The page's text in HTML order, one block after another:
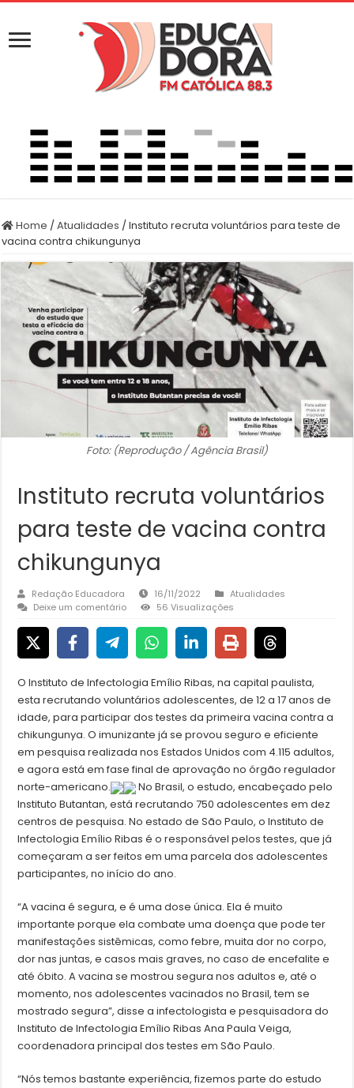
Home /Atualidades /Instituto recruta voluntários para teste de
vacina contra chikungunya
Foto: (Reprodução / Agência Brasil)
Instituto recruta voluntários
para teste de vacina contra
chikungunya
Redação Educadora 16/11/2022
Atualidades
Deixe um comentário
56 Visualizações
O Instituto de Infectologia Emílio Ribas, na capital paulista,
esta recrutando voluntários adolescentes, de 12 a 17 anos de
idade, para participar dos testes da primeira vacina contra a
chikungunya. O imunizante já se provou seguro e eficiente
em pesquisa realizada nos Estados Unidos com 4.115 adultos,
e agora está em fase final de aprovação no órgão regulador
norte-americano.
No Brasil, o estudo, encabeçado pelo
Instituto Butantan, está recrutando 750 adolescentes em dez
centros de pesquisa. No estado de São Paulo, o Instituto de
Infectologia Emílio Ribas é o responsável pelos testes, que já
começaram a ser feitos em uma parcela dos adolescentes
participantes, no início do ano.
“A vacina é segura, e é uma dose única. Ela é muito
importante porque ela combate uma doença que pode ter
manifestações sistêmicas, como febre, muita dor no corpo,
dor nas juntas, e casos mais graves, no caso de encefalite e
até óbito. A vacina se mostrou segura nos adultos e, até o
momento, nos adolescentes vacinados no Brasil, tem se
mostrado segura”, disse a infectologista e pesquisadora do
Instituto de Infectologia Emílio Ribas Ana Paula Veiga,
coordenadora principal dos testes em São Paulo.
“Nós temos bastante experiência, fizemos parte do estudo